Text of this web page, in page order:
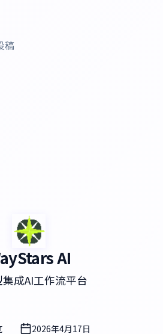
稿
AI
成AI工作流平台
2026年4月17日